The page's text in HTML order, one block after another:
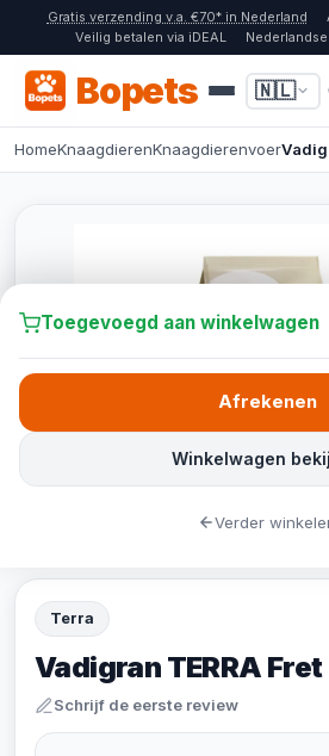
Gratis verzending v.a. €70* in Nederland
Veilig betalen via iDEAL
Bopets 🇳🇱
HomeKnaagdierenKnaagdierenvoer
Terra
Vadigran TERRA Fret
Schrijf de eerste review
Toegevoegd aan winkelwagen
Winkelwagen
Afrekenen
Verder